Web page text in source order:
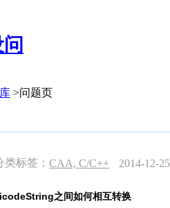
>问题页
类标签： CAA, C/C++ 2014-12-25
之间如何相互转换